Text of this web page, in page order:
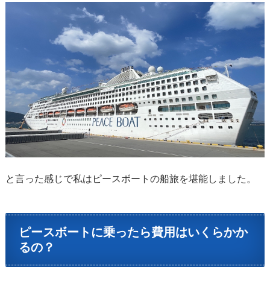
と言った感じで私はピースボートの船旅を堪能しました。
ピースボートに乗ったら費用はいくらかか
るの？